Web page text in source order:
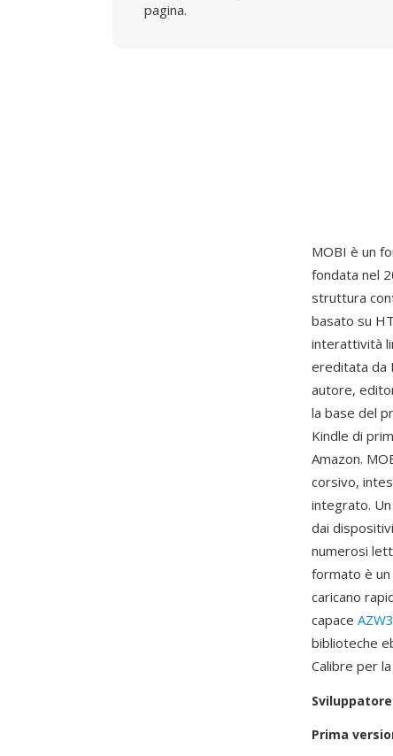
pagina.
MOBI è un
fondata nel
struttura
basato su
interattività
ereditata da
autore,
la base del
Kindle di
Amazon.
corsivo,
integrato.
dai
numerosi
formato è
caricano
capace
biblioteche
Calibre per
Sviluppatore
Prima